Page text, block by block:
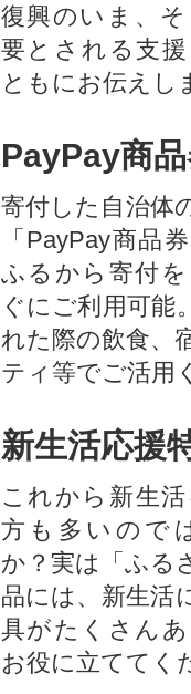
復興のいま、
要とされる支
ともにお伝えし
PayPay商
寄付した自治体
「PayPay商品
ふるから寄付
ぐにご利用可能
れた際の飲食、
ティ等でご活用
新生活応援
これから新生
方も多いので
か？実は「ふる
品には、新生活
具がたくさん
お役に立ててく